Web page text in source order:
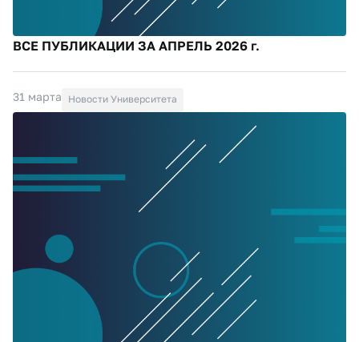
ВСЕ ПУБЛИКАЦИИ ЗА АПРЕЛЬ 2026 г.
31 марта Новости Университета